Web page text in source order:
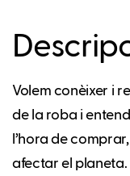
Volem conèixer i
de la roba i
l’hora de
afectar el planeta.